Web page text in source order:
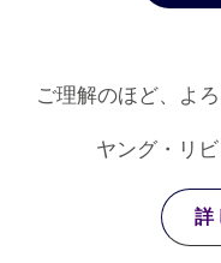
ご理解のほど、よ
ヤング・リ
詳